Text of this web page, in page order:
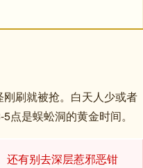
刷就被抢。白天人少或者
是蜈蚣洞的黄金时间。
还有别去深层惹邪恶钳